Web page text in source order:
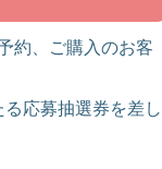
約、ご購入のお客
応募抽選券を差し